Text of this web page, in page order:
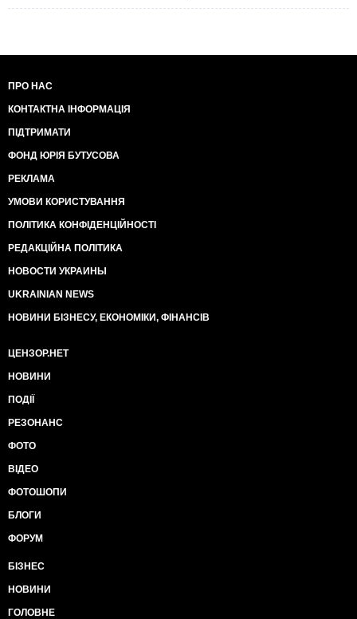
ПРО НАС
КОНТАКТНА ІНФОРМАЦІЯ
ПІДТРИМАТИ
ФОНД ЮРІЯ БУТУСОВА
РЕКЛАМА
УМОВИ КОРИСТУВАННЯ
ПОЛІТИКА КОНФІДЕНЦІЙНОСТІ
РЕДАКЦІЙНА ПОЛІТИКА
НОВОСТИ УКРАИНЫ
UKRAINIAN NEWS
НОВИНИ БІЗНЕСУ, ЕКОНОМІКИ, ФІНАНСІВ
ЦЕНЗОР.НЕТ
НОВИНИ
ПОДІЇ
РЕЗОНАНС
ФОТО
ВІДЕО
ФОТОШОПИ
БЛОГИ
ФОРУМ
БІЗНЕС
НОВИНИ
ГОЛОВНЕ